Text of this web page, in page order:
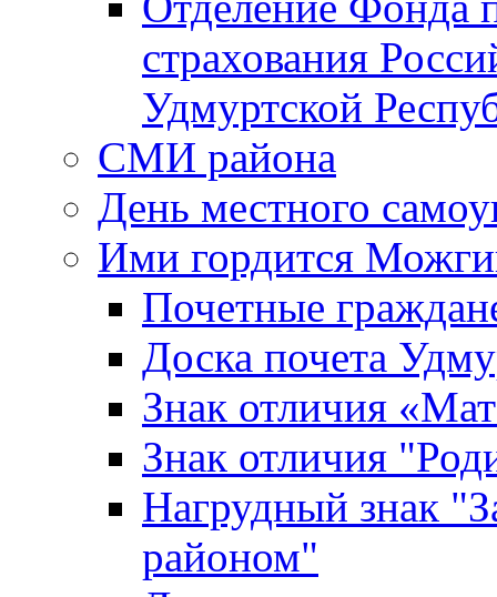
страхования
Удмуртской
СМИ района
День местного
Ими гордится
Почетные
Доска почета
Знак отличия
Знак отличия
Нагрудный знак
районом"